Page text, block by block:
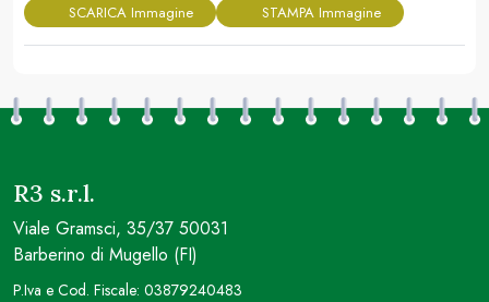
SCARICA Immagine STAMPA Immagine
R3 s.r.l.
Viale Gramsci, 35/37 50031
Barberino di Mugello (FI)
P.Iva e Cod. Fiscale: 03879240483